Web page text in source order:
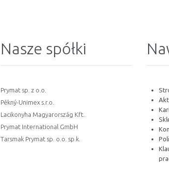
Nasze spółki
Prymat sp. z o.o.
Pěkný-Unimex s.r.o.
Lacikonyha Magyarország Kft.
Prymat International GmbH
Tarsmak Prymat sp. o.o. sp.k.